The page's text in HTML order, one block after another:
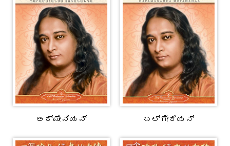
ಅರ್ಮೇನಿಯನ್ ಬಲ್ಗೇರಿಯನ್